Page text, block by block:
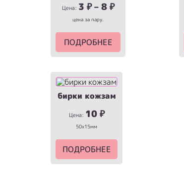
Цена: 3 ₽– 8 ₽
цена за пару.
ПОДРОБНЕЕ
бирки кожзам
Цена: 10 ₽
50х15мм
ПОДРОБНЕЕ